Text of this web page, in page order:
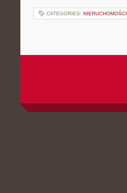
CATEGORIES: NIERUCHOMOŚCI